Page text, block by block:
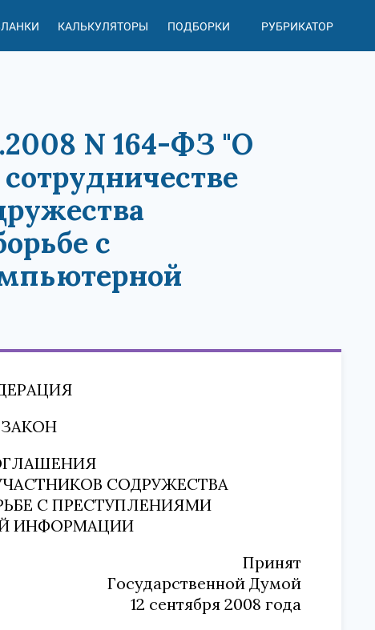
КАЛЬКУЛЯТОРЫ ПОДБОРКИ РУБРИКАТОР
N 164-ФЗ "О
с
СОДРУЖЕСТВА
С ПРЕСТУПЛЕНИЯМИ
ИНФОРМАЦИИ
Принят
Государственной Думой
12 сентября 2008 года